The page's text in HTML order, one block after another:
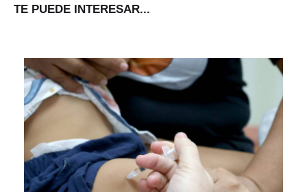
TE PUEDE INTERESAR...